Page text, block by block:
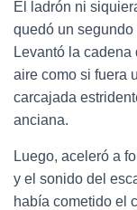
El ladrón ni
quedó un
Levantó la
aire como si fuera
carcajada
anciana.
Luego, aceleró a
y el sonido del
había cometido el